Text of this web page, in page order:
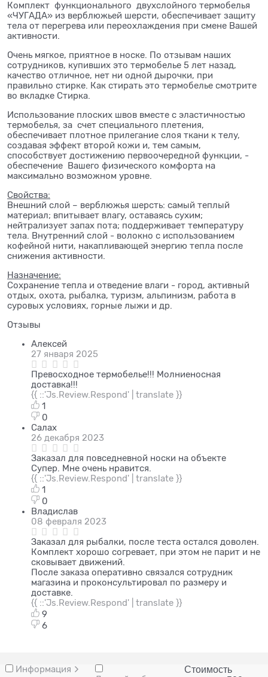
Комплект функционального двухслойного термобелья
«ЧУГАДА» из верблюжьей шерсти, обеспечивает защиту
тела от перегрева или переохлаждения при смене Вашей
активности.
Очень мягкое, приятное в носке. По отзывам наших
сотрудников, купивших это термобелье 5 лет назад,
качество отличное, нет ни одной дырочки, при
правильно стирке. Как стирать это термобелье смотрите
во вкладке Стирка.
Использование плоских швов вместе с эластичностью
термобелья, за счет специального плетения,
обеспечивает плотное прилегание слоя ткани к телу,
создавая эффект второй кожи и, тем самым,
способствует достижению первоочередной функции, -
обеспечение Вашего физического комфорта на
максимально возможном уровне.
Свойства:
Внешний слой – верблюжья шерсть: самый теплый
материал; впитывает влагу, оставаясь сухим;
нейтрализует запах пота; поддерживает температуру
тела. Внутренний слой - волокно с использованием
кофейной нити, накапливающей энергию тепла после
снижения активности.
Назначение:
Сохранение тепла и отведение влаги - город, активный
отдых, охота, рыбалка, туризм, альпинизм, работа в
суровых условиях, горные лыжи и др.
Отзывы
Алексей
27 января 2025
Превосходное термобелье!!! Молниеносная
доставка!!!
{{ ::'Js.Review.Respond' | translate }}
1
0
Салах
26 декабря 2023
Заказал для повседневной носки на объекте
Супер. Мне очень нравится.
{{ ::'Js.Review.Respond' | translate }}
1
0
Владислав
08 февраля 2023
Заказал для рыбалки, после теста остался доволен.
Комплект хорошо согревает, при этом не парит и не
сковывает движений.
После заказа оперативно связался сотрудник
магазина и проконсультировал по размеру и
доставке.
{{ ::'Js.Review.Respond' | translate }}
9
6
Информация
Стоимость